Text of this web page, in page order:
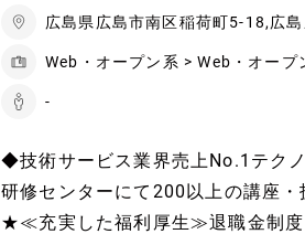
広島県広島市南区稲荷町5-18,広
Web・オープン系 > Web・オープ
-
◆技術サービス業界売上No.1テク
研修センターにて200以上の講座
★≪充実した福利厚生≫退職金制度